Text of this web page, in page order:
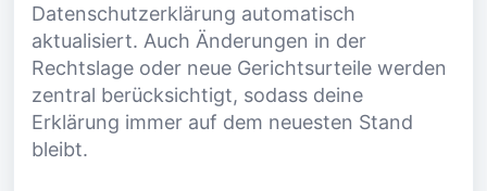
Datenschutzerklärung automatisch
aktualisiert. Auch Änderungen in der
Rechtslage oder neue Gerichtsurteile werden
zentral berücksichtigt, sodass deine
Erklärung immer auf dem neuesten Stand
bleibt.